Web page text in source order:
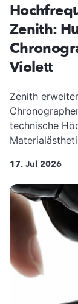
Zenith:
Violett
Zenith
technische
17. Jul 2026